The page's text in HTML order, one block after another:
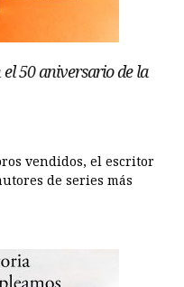
50 aniversario de la
vendidos, el escritor
de series más